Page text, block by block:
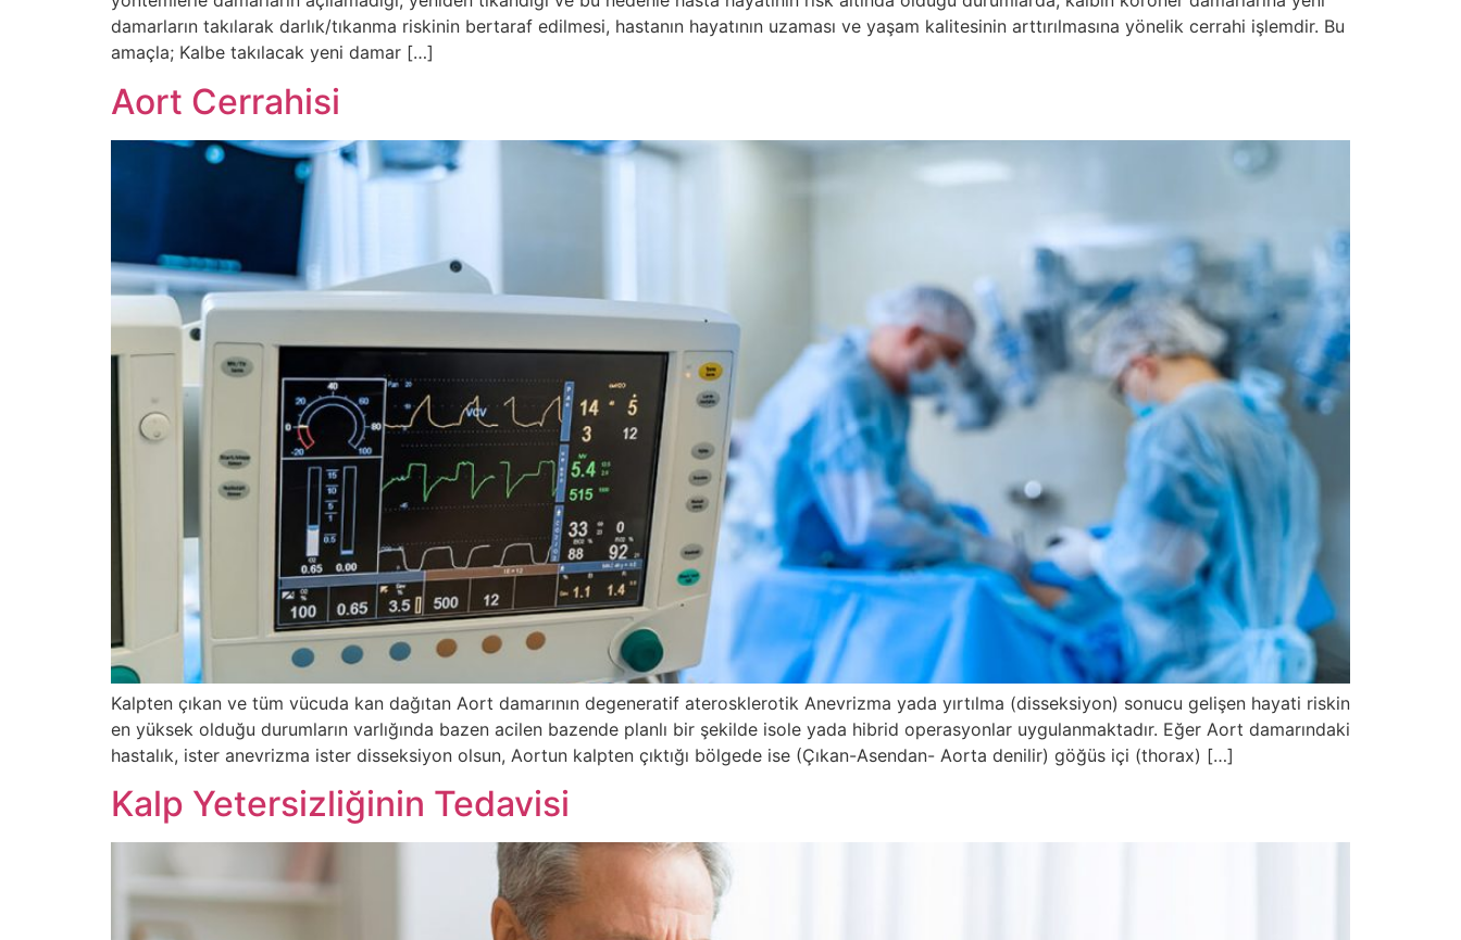
damarların takılarak darlık/tıkanma riskinin bertaraf edilmesi, hastanın hayatının uzaması ve yaşam kalitesinin arttırılmasına yönelik cerrahi işlemdir. Bu
amaçla; Kalbe takılacak yeni damar […]
Aort Cerrahisi
Kalpten çıkan ve tüm vücuda kan dağıtan Aort damarının degeneratif aterosklerotik Anevrizma yada yırtılma (disseksiyon) sonucu gelişen hayati riskin
en yüksek olduğu durumların varlığında bazen acilen bazende planlı bir şekilde isole yada hibrid operasyonlar uygulanmaktadır. Eğer Aort damarındaki
hastalık, ister anevrizma ister disseksiyon olsun, Aortun kalpten çıktığı bölgede ise (Çıkan-Asendan- Aorta denilir) göğüs içi (thorax) […]
Kalp Yetersizliğinin Tedavisi